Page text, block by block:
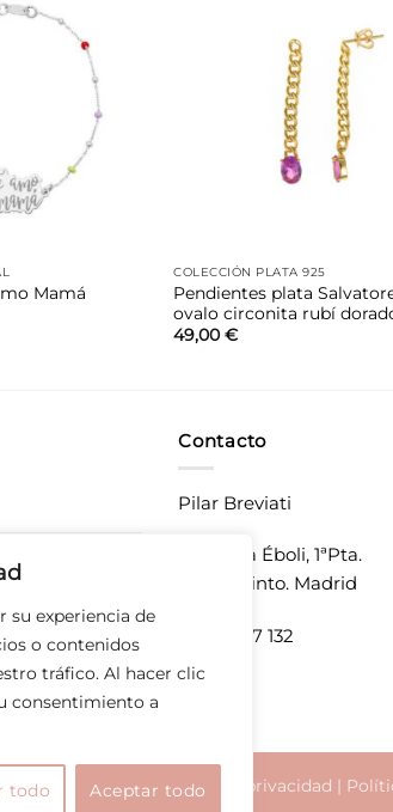
su experiencia de
o contenidos
tráfico. Al hacer clic
consentimiento a
todo Aceptar todo
lista de
deseos
Mamá
COLECCIÓN PLATA 925
Pendientes plata
ovalo circonita rubí
49,00€
Contacto
Pilar Breviati
CC Plaza Éboli, 1ªPta.
28320 Pinto. Madrid
T 675 897 132
Aviso legal|Política de privacidad |